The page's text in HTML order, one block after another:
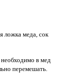
ложка меда, сок
в мед
перемешать.